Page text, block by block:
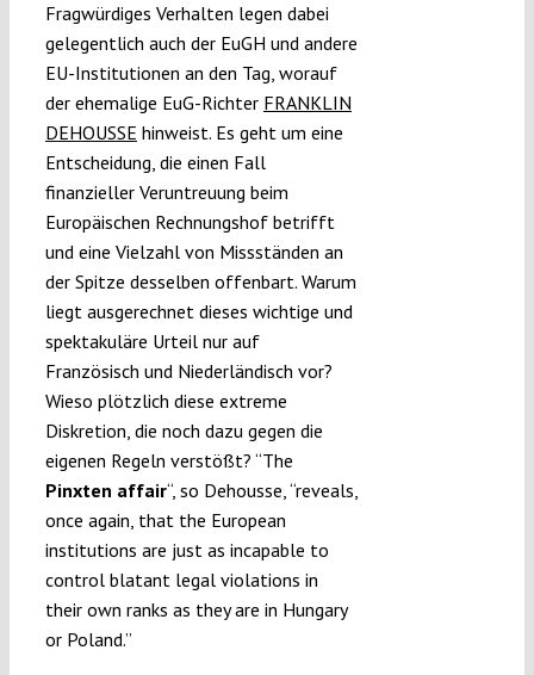
Fragwürdiges Verhalten legen dabei
gelegentlich auch der EuGH und andere
EU-Institutionen an den Tag, worauf
der ehemalige EuG-Richter FRANKLIN
DEHOUSSE hinweist. Es geht um eine
Entscheidung, die einen Fall
finanzieller Veruntreuung beim
Europäischen Rechnungshof betrifft
und eine Vielzahl von Missständen an
der Spitze desselben offenbart. Warum
liegt ausgerechnet dieses wichtige und
spektakuläre Urteil nur auf
Französisch und Niederländisch vor?
Wieso plötzlich diese extreme
Diskretion, die noch dazu gegen die
eigenen Regeln verstößt? “The
Pinxten affair“, so Dehousse, “reveals,
once again, that the European
institutions are just as incapable to
control blatant legal violations in
their own ranks as they are in Hungary
or Poland.”